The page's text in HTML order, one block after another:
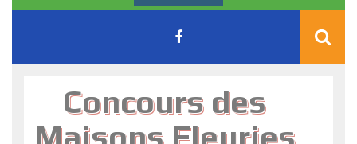
Concours des